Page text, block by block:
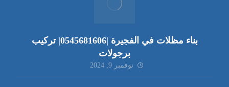
بناء مظلات في الفجيرة |0545681606| تركيب
برجولات
نوفمبر 9, 2024